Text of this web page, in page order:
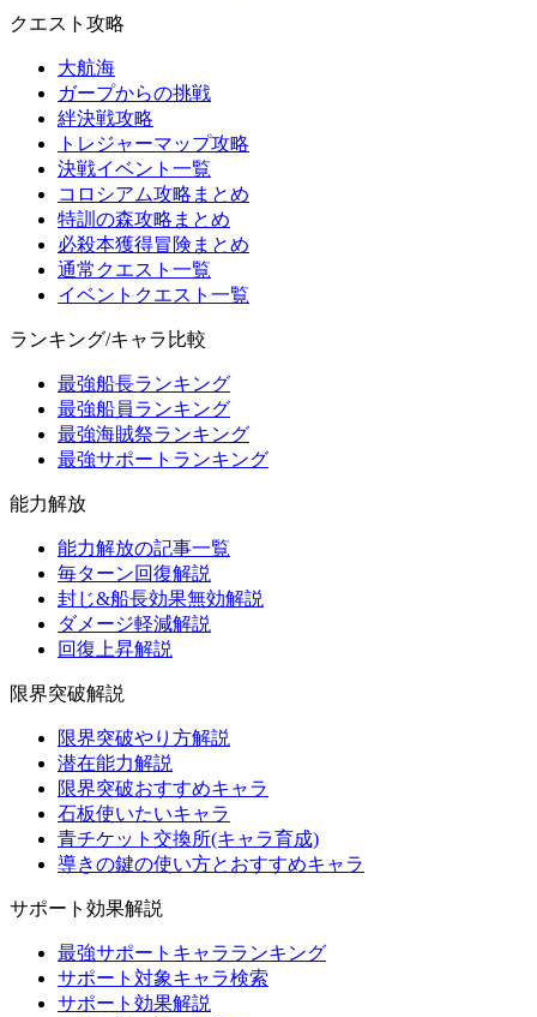
クエスト攻略
大航海
ガープからの挑戦
絆決戦攻略
トレジャーマップ攻略
決戦イベント一覧
コロシアム攻略まとめ
特訓の森攻略まとめ
必殺本獲得冒険まとめ
通常クエスト一覧
イベントクエスト一覧
ランキング/キャラ比較
最強船長ランキング
最強船員ランキング
最強海賊祭ランキング
最強サポートランキング
能力解放
能力解放の記事一覧
毎ターン回復解説
封じ&船長効果無効解説
ダメージ軽減解説
回復上昇解説
限界突破解説
限界突破やり方解説
潜在能力解説
限界突破おすすめキャラ
石板使いたいキャラ
青チケット交換所(キャラ育成)
導きの鍵の使い方とおすすめキャラ
サポート効果解説
最強サポートキャラランキング
サポート対象キャラ検索
サポート効果解説